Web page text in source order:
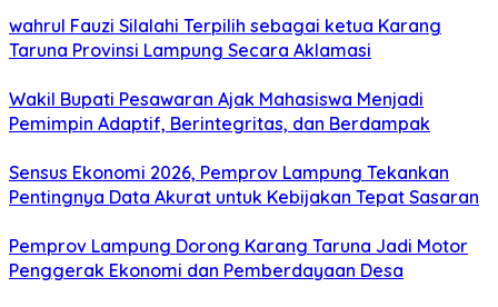
wahrul Fauzi Silalahi Terpilih sebagai ketua Karang
Taruna Provinsi Lampung Secara Aklamasi
Wakil Bupati Pesawaran Ajak Mahasiswa Menjadi
Pemimpin Adaptif, Berintegritas, dan Berdampak
Sensus Ekonomi 2026, Pemprov Lampung Tekankan
Pentingnya Data Akurat untuk Kebijakan Tepat Sasaran
Pemprov Lampung Dorong Karang Taruna Jadi Motor
Penggerak Ekonomi dan Pemberdayaan Desa